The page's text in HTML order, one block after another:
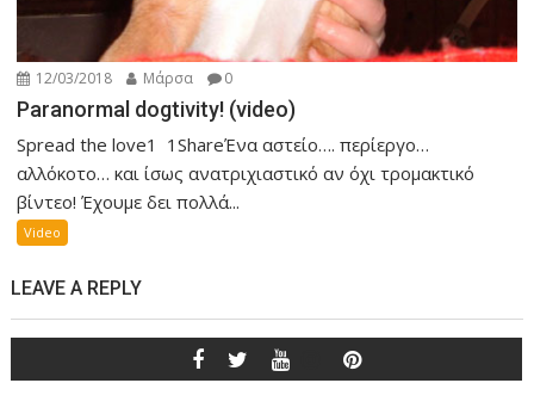
12/03/2018 Μάρσα 0
Paranormal dogtivity! (video)
Spread the love1 1ShareΈνα αστείο…. περίεργο…
αλλόκοτο… και ίσως ανατριχιαστικό αν όχι τρομακτικό
βίντεο! Έχουμε δει πολλά...
Video
LEAVE A REPLY